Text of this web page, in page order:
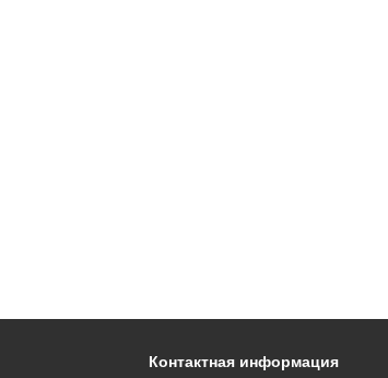
Контактная информация